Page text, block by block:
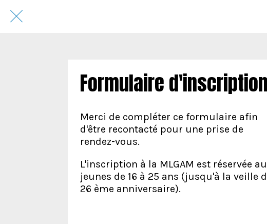
Formulaire d'inscription
Merci de compléter ce formulaire afin
d'être recontacté pour une prise de
rendez-vous.
L'inscription à la MLGAM est réservée
jeunes de 16 à 25 ans (jusqu'à la veille
26 ème anniversaire).